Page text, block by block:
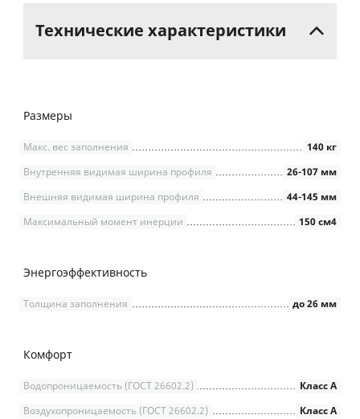
Технические характеристики
Размеры
140 кг
Макс. вес заполнения
26-107 мм
Внутренняя видимая ширина профиля
44-145 мм
Внешняя видимая ширина профиля
150 см4
Максимальный момент инерции
Энергоэффективность
до 26 мм
Толщина заполнения
Комфорт
Класс А
Водопроницаемость (ГОСТ 26602.2)
Класс А
Воздухопроницаемость (ГОСТ 26602.2)